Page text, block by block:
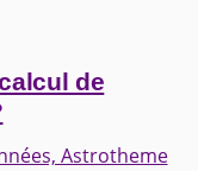
de
Astrotheme